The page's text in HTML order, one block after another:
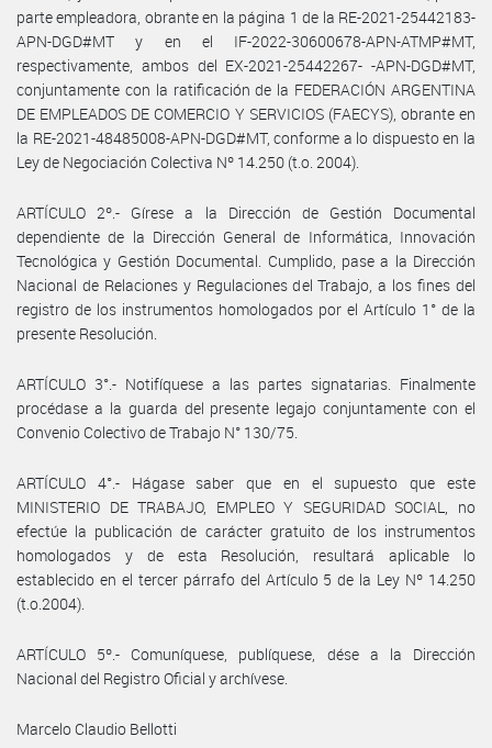
parte empleadora, obrante en la página 1 de la RE-2021-25442183-
APN-DGD#MT y en el IF-2022-30600678-APN-ATMP#MT,
respectivamente, ambos del EX-2021-25442267- -APN-DGD#MT,
conjuntamente con la ratificación de la FEDERACIÓN ARGENTINA
DE EMPLEADOS DE COMERCIO Y SERVICIOS (FAECYS), obrante en
la RE-2021-48485008-APN-DGD#MT, conforme a lo dispuesto en la
Ley de Negociación Colectiva Nº 14.250 (t.o. 2004).
ARTÍCULO 2º.- Gírese a la Dirección de Gestión Documental
dependiente de la Dirección General de Informática, Innovación
Tecnológica y Gestión Documental. Cumplido, pase a la Dirección
Nacional de Relaciones y Regulaciones del Trabajo, a los fines del
registro de los instrumentos homologados por el Artículo 1° de la
presente Resolución.
ARTÍCULO 3°.- Notifíquese a las partes signatarias. Finalmente
procédase a la guarda del presente legajo conjuntamente con el
Convenio Colectivo de Trabajo N° 130/75.
ARTÍCULO 4°.- Hágase saber que en el supuesto que este
MINISTERIO DE TRABAJO, EMPLEO Y SEGURIDAD SOCIAL, no
efectúe la publicación de carácter gratuito de los instrumentos
homologados y de esta Resolución, resultará aplicable lo
establecido en el tercer párrafo del Artículo 5 de la Ley Nº 14.250
(t.o.2004).
ARTÍCULO 5º.- Comuníquese, publíquese, dése a la Dirección
Nacional del Registro Oficial y archívese.
Marcelo Claudio Bellotti